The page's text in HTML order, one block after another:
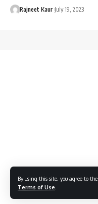
By using this site, you agree to the
Terms of Use
Rajneet Kaur July 19, 2023